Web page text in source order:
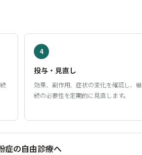
4
投与・見直し
効果、副作用、症状の変化を確認し、継
続の必要性を定期的に見直します。
症の自由診療へ